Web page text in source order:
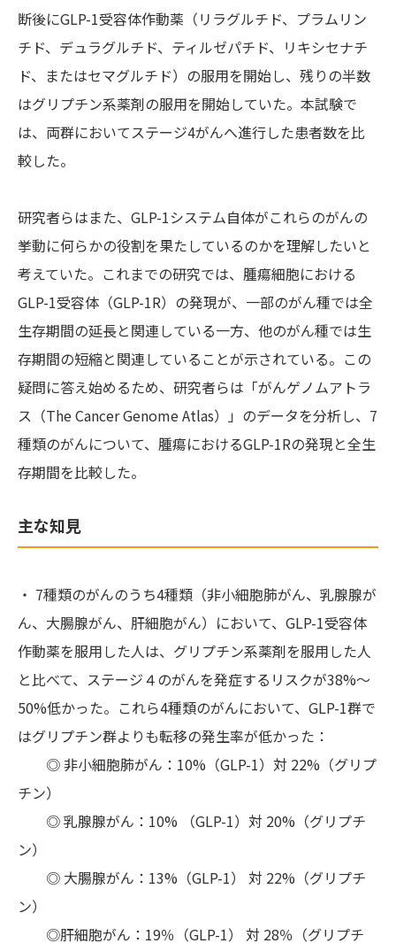
断後にGLP-1受容体作動薬（リラグルチド、プラムリン
チド、デュラグルチド、ティルゼパチド、リキシセナチ
ド、またはセマグルチド）の服用を開始し、残りの半数
はグリプチン系薬剤の服用を開始していた。本試験で
は、両群においてステージ4がんへ進行した患者数を比
較した。
研究者らはまた、GLP-1システム自体がこれらのがんの
挙動に何らかの役割を果たしているのかを理解したいと
考えていた。これまでの研究では、腫瘍細胞における
GLP-1受容体（GLP-1R）の発現が、一部のがん種では全
生存期間の延長と関連している一方、他のがん種では生
存期間の短縮と関連していることが示されている。この
疑問に答え始めるため、研究者らは「がんゲノムアトラ
ス（The Cancer Genome Atlas）」のデータを分析し、7
種類のがんについて、腫瘍におけるGLP-1Rの発現と全生
存期間を比較した。
主な知見
・ 7種類のがんのうち4種類（非小細胞肺がん、乳腺腺が
ん、大腸腺がん、肝細胞がん）において、GLP-1受容体
作動薬を服用した人は、グリプチン系薬剤を服用した人
と比べて、ステージ４のがんを発症するリスクが38%～
50%低かった。これら4種類のがんにおいて、GLP-1群で
はグリプチン群よりも転移の発生率が低かった：
◎ 非小細胞肺がん：10%（GLP-1）対 22%（グリプ
チン）
◎ 乳腺腺がん：10% （GLP-1）対 20%（グリプチ
ン）
◎ 大腸腺がん：13%（GLP-1） 対 22%（グリプチ
ン）
◎肝細胞がん：19％（GLP-1） 対 28％（グリプチ